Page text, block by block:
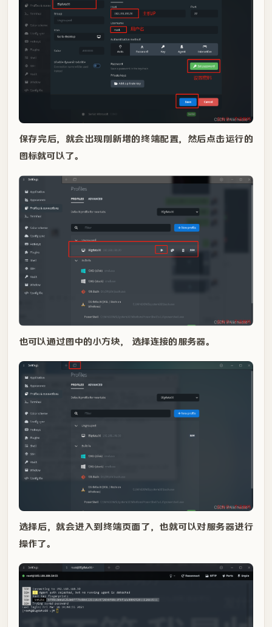
保存完后，就会出现刚新增的终端配置，然后点击运行的
图标就可以了。
也可以通过图中的小方块， 选择连接的服务器。
选择后，就会进入到终端页面了，也就可以对服务器进行
操作了。